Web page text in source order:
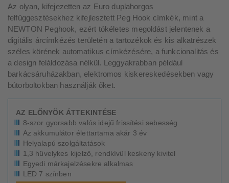
Az olyan, kifejezetten az Euro duplahorgos
felfüggesztésekhez kifejlesztett Peg Hook címkék, mint a
NEWTON Peghook, ezért tökéletes megoldást jelentenek a
digitális árcímkézés területén a tartozékok és kis alkatrészek
széles körének automatikus címkézésére, a funkcionalitás és
a design feláldozása nélkül. Leggyakrabban például
barkácsáruházakban, elektromos kiskereskedésekben vagy
bútorboltokban használják őket.
AZ ELŐNYÖK ÁTTEKINTÉSE
8-szor gyorsabb valós idejű frissítési sebesség
Az akkumulátor élettartama akár 3 év
Helyalapú szolgáltatások
1,3 hüvelykes kijelző, rendkívül keskeny kivitel
Egyedi márkajelzésekre alkalmas
LED 7 színben